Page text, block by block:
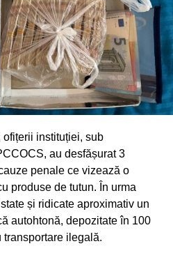
instituției, sub
au desfășurat 3
penale ce vizează o
produse de tutun. În urma
și ridicate aproximativ un
autohtonă, depozitate în 100
transportare ilegală.